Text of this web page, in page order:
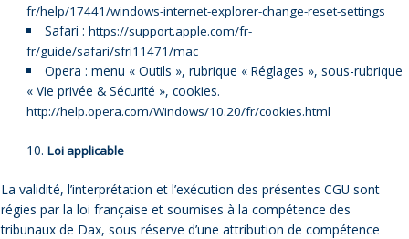
fr/help/17441/windows-internet-explorer-change-reset-settings
Safari : https://support.apple.com/fr-
fr/guide/safari/sfri11471/mac
Opera : menu « Outils », rubrique « Réglages », sous-rubrique
« Vie privée & Sécurité », cookies.
http://help.opera.com/Windows/10.20/fr/cookies.html
Loi applicable
La validité, l’interprétation et l’exécution des présentes CGU sont
régies par la loi française et soumises à la compétence des
tribunaux de Dax, sous réserve d’une attribution de compétence